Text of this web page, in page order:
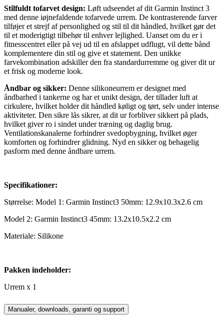
Stilfuldt tofarvet design: Løft udseendet af dit Garmin Instinct 3
med denne iøjnefaldende tofarvede urrem. De kontrasterende farver
tilføjer et strejf af personlighed og stil til dit håndled, hvilket gør det
til et moderigtigt tilbehør til enhver lejlighed. Uanset om du er i
fitnesscentret eller på vej ud til en afslappet udflugt, vil dette bånd
komplementere din stil og give et statement. Den unikke
farvekombination adskiller den fra standardurremme og giver dit ur
et frisk og moderne look.
Åndbar og sikker: Denne silikoneurrem er designet med
åndbarhed i tankerne og har et unikt design, der tillader luft at
cirkulere, hvilket holder dit håndled køligt og tørt, selv under intense
aktiviteter. Den sikre lås sikrer, at dit ur forbliver sikkert på plads,
hvilket giver ro i sindet under træning og daglig brug.
Ventilationskanalerne forhindrer svedopbygning, hvilket øger
komforten og forhindrer glidning. Nyd en sikker og behagelig
pasform med denne åndbare urrem.
Specifikationer:
Størrelse: Model 1: Garmin Instinct3 50mm: 12.9x10.3x2.6 cm
Model 2: Garmin Instinct3 45mm: 13.2x10.5x2.2 cm
Materiale: Silikone
Pakken indeholder:
Urrem x 1
Manualer, downloads, garanti og support